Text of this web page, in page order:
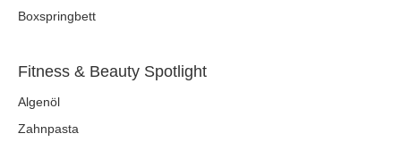
Boxspringbett
Fitness & Beauty Spotlight
Algenöl
Zahnpasta